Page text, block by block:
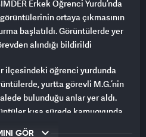
Erkek Öğrenci Yurdu’nda
ortaya çıkmasının
başlatıldı. Görüntülerde yer
alındığı bildirildi
ilçesindeki öğrenci yurdunda
yurtta görevli M.G.’nin
bulunduğu anlar yer aldı.
kısa sürede kamuoyunda
GÖR